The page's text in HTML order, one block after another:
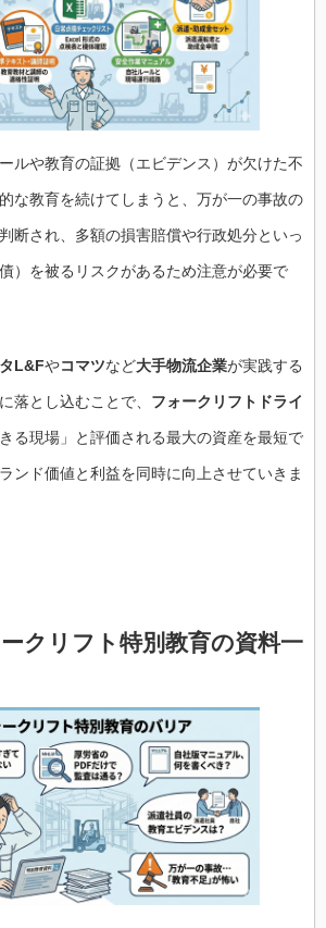
ルや教育の証拠（エビデンス）が欠けた不
な教育を続けてしまうと、万が一の事故の
断され、多額の損害賠償や行政処分といっ
）を被るリスクがあるため注意が必要で
L&Fやコマツなど大手物流企業が実践する
落とし込むことで、 フォークリフトドライ
る現場」と評価される最大の資産を最短で
ンド価値と利益を同時に向上させていきま
ークリフト特別教育の資料一